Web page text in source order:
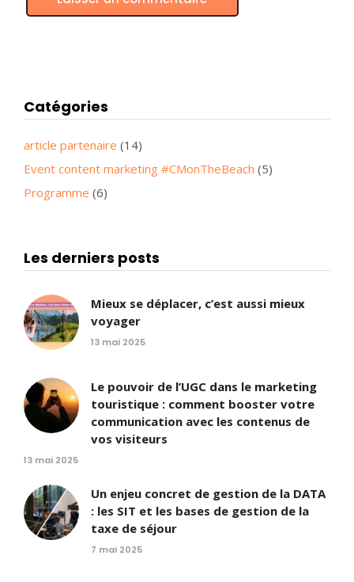
Catégories
article partenaire (14)
Event content marketing #CMonTheBeach (5)
Programme (6)
Les derniers posts
Mieux se déplacer, c’est aussi mieux
voyager
13 mai 2025
Le pouvoir de l’UGC dans le marketing
touristique : comment booster votre
communication avec les contenus de
vos visiteurs
13 mai 2025
Un enjeu concret de gestion de la DATA
: les SIT et les bases de gestion de la
taxe de séjour
7 mai 2025